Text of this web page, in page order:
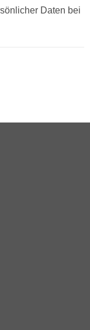
Daten bei